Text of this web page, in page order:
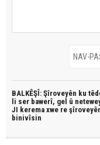
BALKÊŞÎ: Şîroveyên ku
li ser bawerî, gel û
JI kerema xwe re
binivîsin